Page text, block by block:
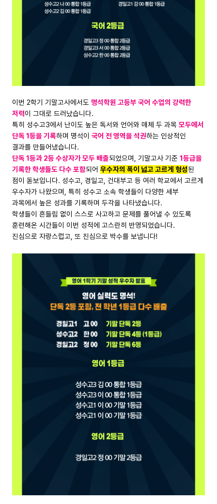
이번 2학기 기말고사에서도 명석학원 고등부 국어 수업의 강력한
저력이 그대로 드러났습니다.
특히 성수고3에서 난이도 높은 독서와 언어와 매체 두 과목 모두에서
단독 1등을 기록하며 명석이 국어 전 영역을 석권하는 인상적인
결과를 만들어냈습니다.
단독 1등과 2등 수상자가 모두 배출되었으며, 기말고사 기준 1등급을
기록한 학생들도 다수 포함되어 우수자의 폭이 넓고 고르게 형성된
점이 돋보입니다. 성수고, 경일고, 건대부고 등 여러 학교에서 고르게
우수자가 나왔으며, 특히 성수고 소속 학생들이 다양한 세부
과목에서 높은 성과를 기록하며 두각을 나타냈습니다.
학생들이 흔들림 없이 스스로 사고하고 문제를 풀어낼 수 있도록
훈련해온 시간들이 이번 성적에 고스란히 반영되었습니다.
진심으로 자랑스럽고, 또 진심으로 박수를 보냅니다!